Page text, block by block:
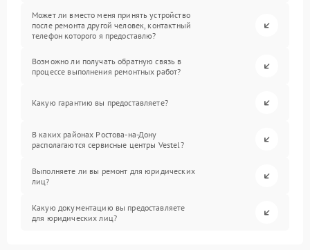
Может ли вместо меня принять устройство
после ремонта другой человек, контактный
телефон которого я предоставлю?
Возможно ли получать обратную связь в
процессе выполнения ремонтных работ?
Какую гарантию вы предоставляете?
В каких районах Ростова-на-Дону
располагаются сервисные центры Vestel?
Выполняете ли вы ремонт для юридических
лиц?
Какую документацию вы предоставляете
для юридических лиц?